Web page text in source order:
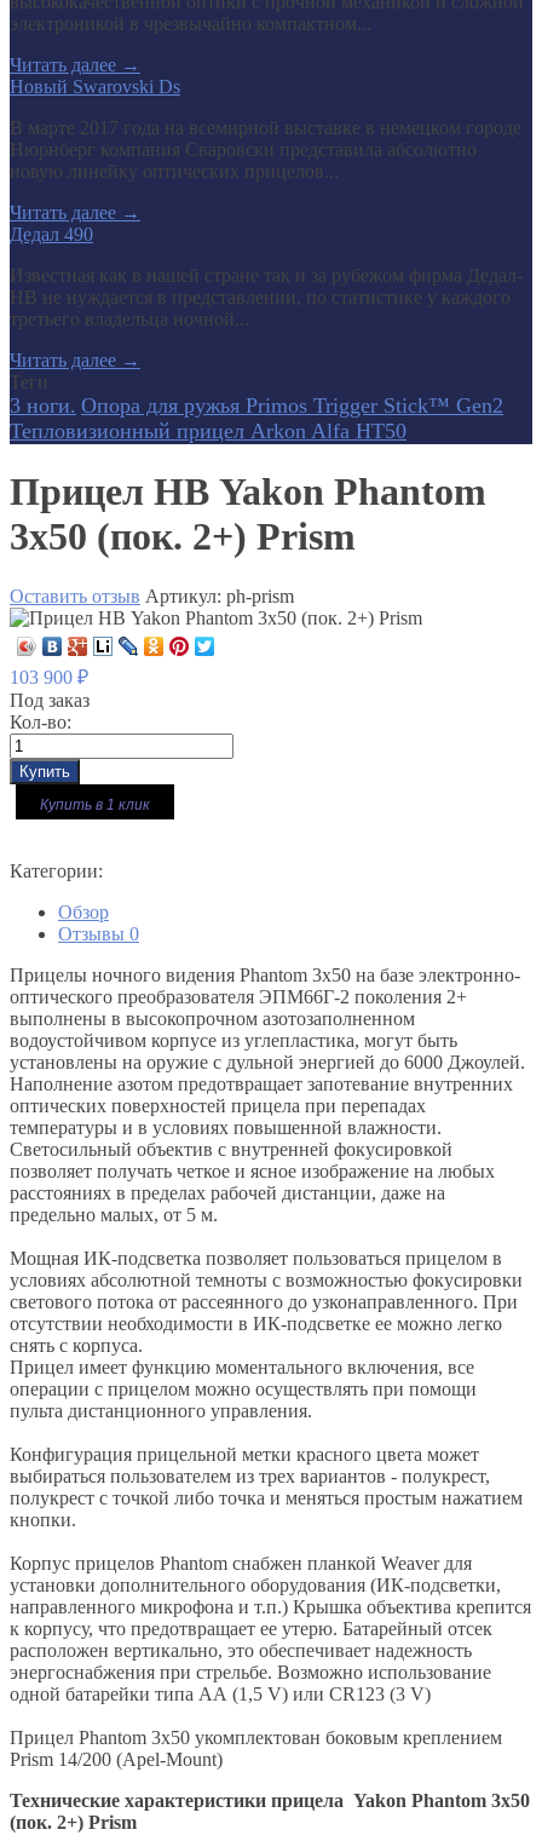
электроникой в чрезвычайно компактном...
Читать далее →
Новый Swarovski Ds
В марте 2017 года на всемирной выставке в немецком городе
Нюрнберг компания Сваровски представила абсолютно
новую линейку оптических прицелов...
Читать далее →
Дедал 490
Известная как в нашей стране так и за рубежом фирма Дедал-
НВ не нуждается в представлении, по статистике у каждого
третьего владельца ночной...
Читать далее →
Теги
3 ноги. Опора для ружья Primos Trigger Stick™ Gen2
Тепловизионный прицел Arkon Alfa HT50
Прицел НВ Yakon Phantom
3x50 (пок. 2+) Prism
Оставить отзыв Артикул: ph-prism
103 900 ₽
Под заказ
Кол-во:
Купить в 1 клик
Категории:
Обзор
Отзывы 0
Прицелы ночного видения Phantom 3х50 на базе электронно-
оптического преобразователя ЭПМ66Г-2 поколения 2+
выполнены в высокопрочном азотозаполненном
водоустойчивом корпусе из углепластика, могут быть
установлены на оружие с дульной энергией до 6000 Джоулей.
Наполнение азотом предотвращает запотевание внутренних
оптических поверхностей прицела при перепадах
температуры и в условиях повышенной влажности.
Светосильный объектив с внутренней фокусировкой
позволяет получать четкое и ясное изображение на любых
расстояниях в пределах рабочей дистанции, даже на
предельно малых, от 5 м.
Мощная ИК-подсветка позволяет пользоваться прицелом в
условиях абсолютной темноты с возможностью фокусировки
светового потока от рассеянного до узконаправленного. При
отсутствии необходимости в ИК-подсветке ее можно легко
снять с корпуса.
Прицел имеет функцию моментального включения, все
операции с прицелом можно осуществлять при помощи
пульта дистанционного управления.
Конфигурация прицельной метки красного цвета может
выбираться пользователем из трех вариантов - полукрест,
полукрест с точкой либо точка и меняться простым нажатием
кнопки.
Корпус прицелов Phantom снабжен планкой Weaver для
установки дополнительного оборудования (ИК-подсветки,
направленного микрофона и т.п.) Крышка объектива крепится
к корпусу, что предотвращает ее утерю. Батарейный отсек
расположен вертикально, это обеспечивает надежность
энергоснабжения при стрельбе. Возможно использование
одной батарейки типа АА (1,5 V) или CR123 (3 V)
Прицел Phantom 3x50 укомплектован боковым креплением
Prism 14/200 (Apel-Mount)
Технические характеристики прицела Yakon Phantom 3x50
(пок. 2+) Prism